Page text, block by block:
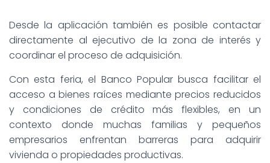
Desde la aplicación también es posible contactar
directamente al ejecutivo de la zona de interés y
coordinar el proceso de adquisición.
Con esta feria, el Banco Popular busca facilitar el
acceso a bienes raíces mediante precios reducidos
y condiciones de crédito más flexibles, en un
contexto donde muchas familias y pequeños
empresarios enfrentan barreras para adquirir
vivienda o propiedades productivas.